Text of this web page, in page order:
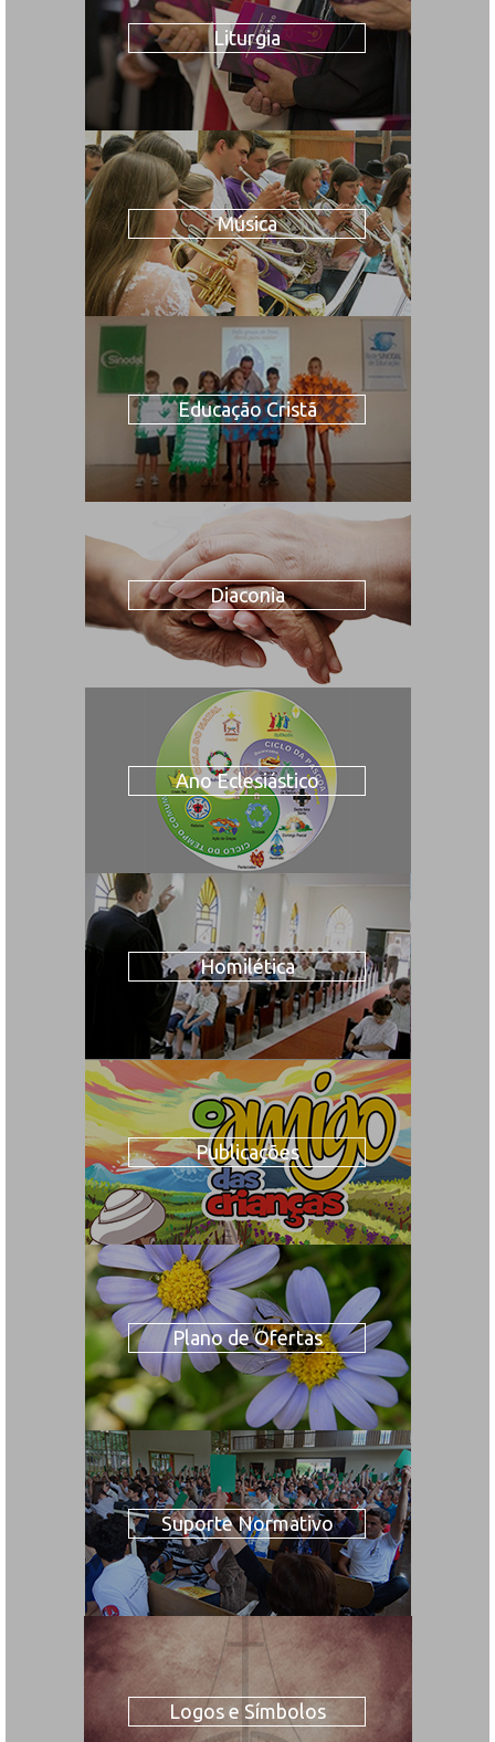
Liturgia
Música
Educação Cristã
Diaconia
Ano Eclesiástico
Homilética
Publicações
Plano de Ofertas
Suporte Normativo
Logos e Símbolos